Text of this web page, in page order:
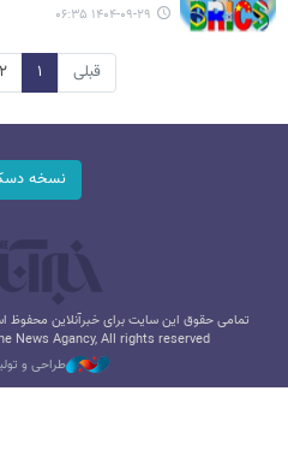
۱۴۰۴-۰۹-۲۹ ۰۶:۳۵
قبلی ۱ ۲
نسخه
تمامی حقوق این سایت برای خبرآنلاین محفوظ
News Agancy, All rights reserved
طراحی و